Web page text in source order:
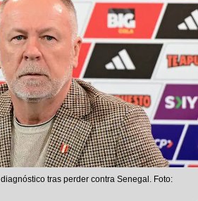
tras perder contra Senegal. Foto: